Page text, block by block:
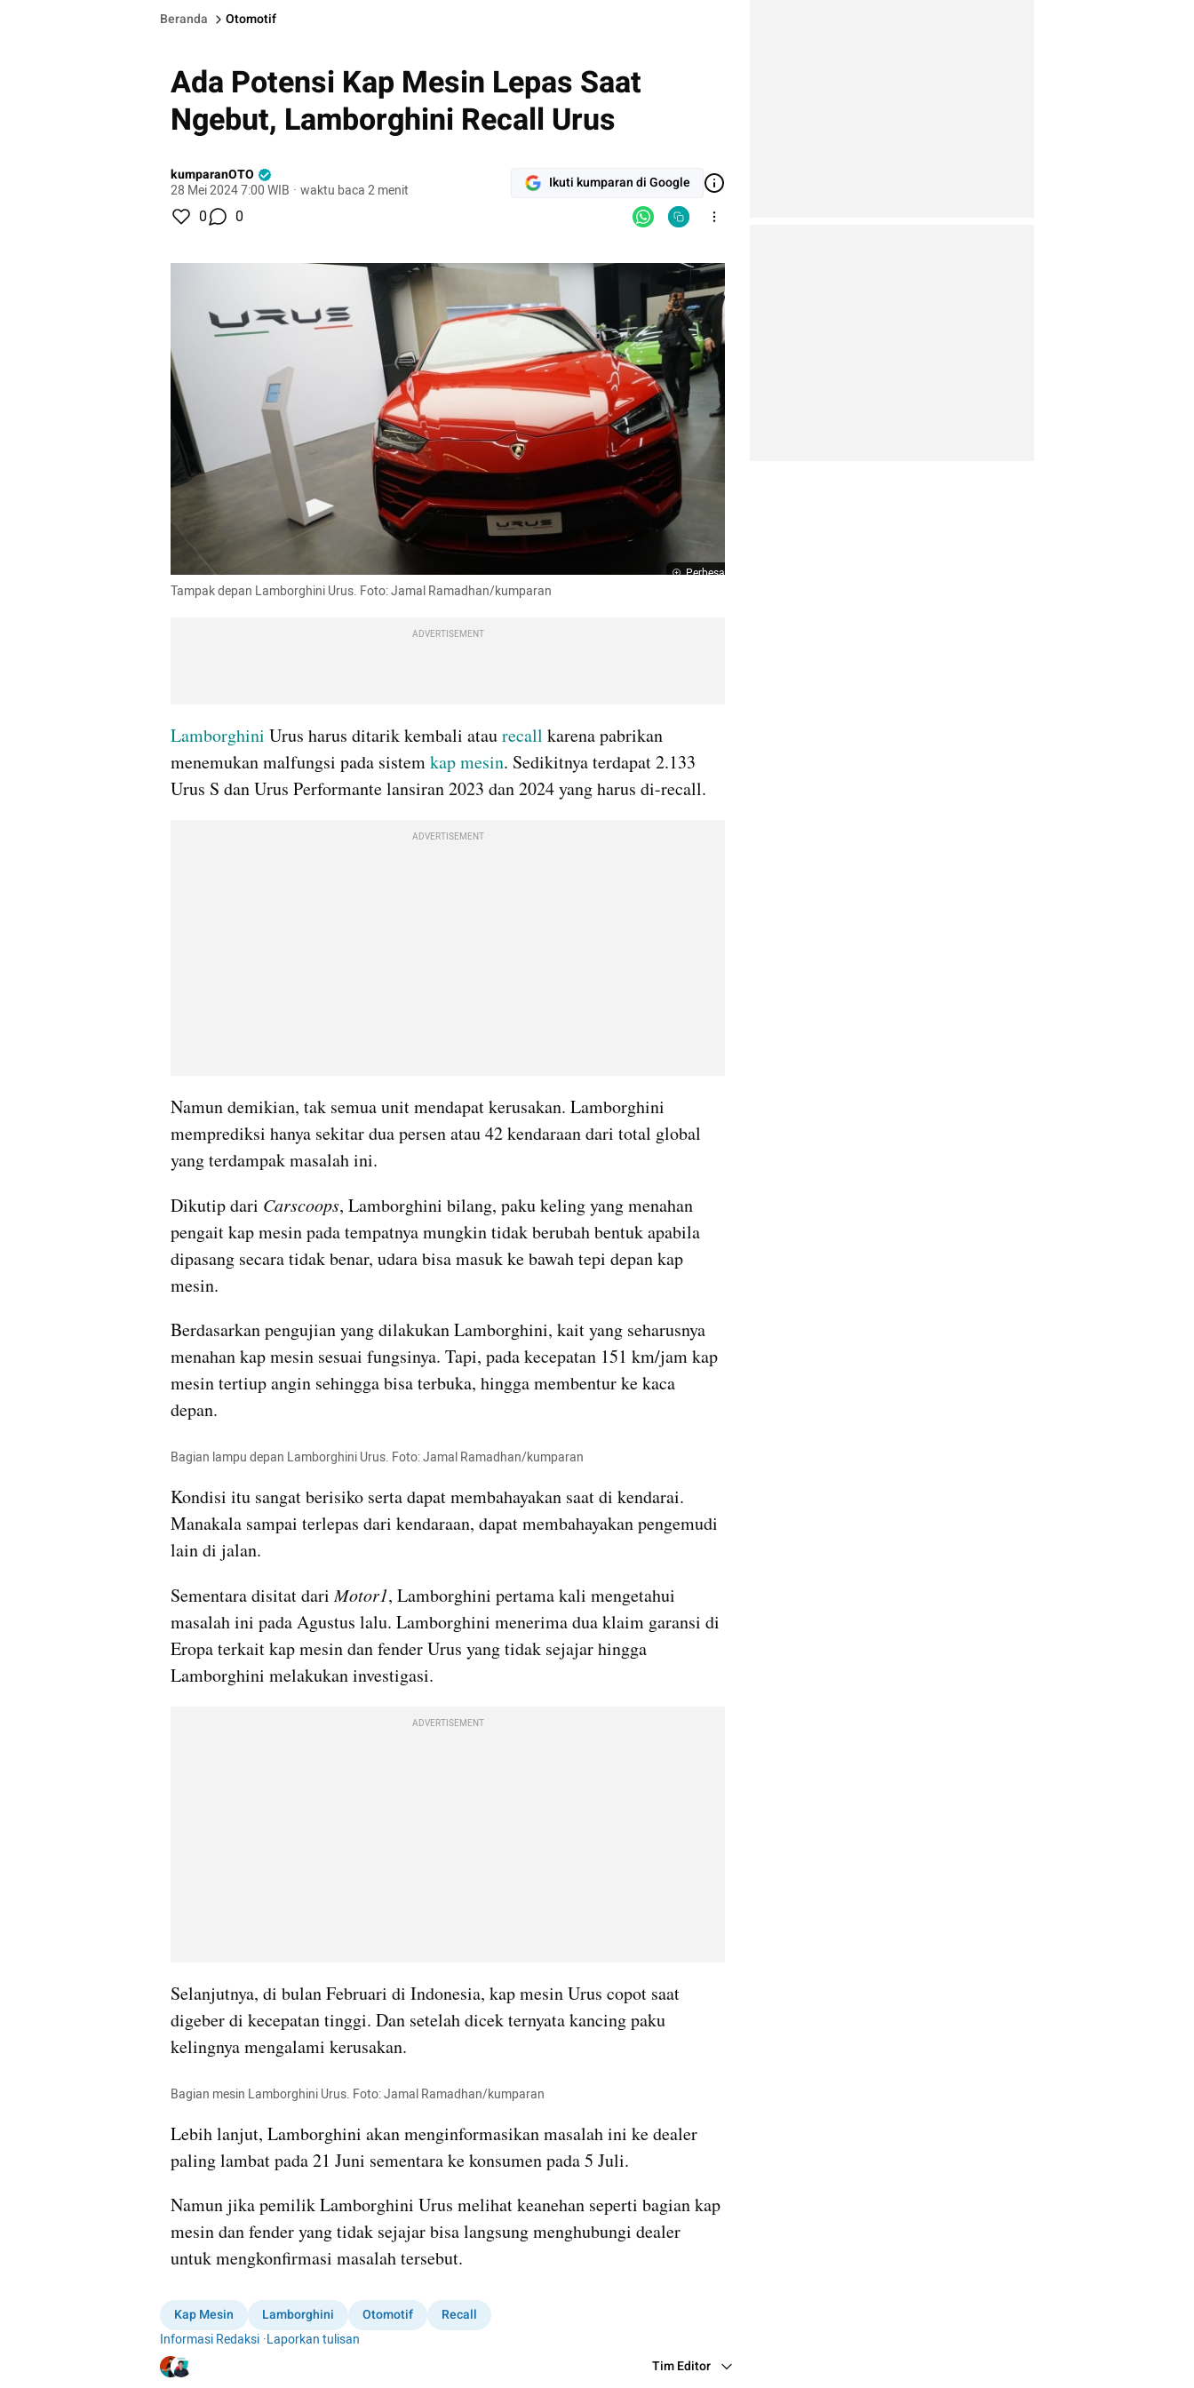
Beranda Otomotif
Ada Potensi Kap Mesin Lepas Saat
Ngebut, Lamborghini Recall Urus
kumparanOTO
28 Mei 2024 7:00 WIB · waktu baca 2 menit Ikuti kumparan di Google
0 0
Perbesar
Tampak depan Lamborghini Urus. Foto: Jamal Ramadhan/kumparan
ADVERTISEMENT
Lamborghini Urus harus ditarik kembali atau recall karena pabrikan
menemukan malfungsi pada sistem kap mesin. Sedikitnya terdapat 2.133
Urus S dan Urus Performante lansiran 2023 dan 2024 yang harus di-recall.
ADVERTISEMENT
Namun demikian, tak semua unit mendapat kerusakan. Lamborghini
memprediksi hanya sekitar dua persen atau 42 kendaraan dari total global
yang terdampak masalah ini.
Dikutip dari Carscoops, Lamborghini bilang, paku keling yang menahan
pengait kap mesin pada tempatnya mungkin tidak berubah bentuk apabila
dipasang secara tidak benar, udara bisa masuk ke bawah tepi depan kap
mesin.
Berdasarkan pengujian yang dilakukan Lamborghini, kait yang seharusnya
menahan kap mesin sesuai fungsinya. Tapi, pada kecepatan 151 km/jam kap
mesin tertiup angin sehingga bisa terbuka, hingga membentur ke kaca
depan.
Bagian lampu depan Lamborghini Urus. Foto: Jamal Ramadhan/kumparan
Kondisi itu sangat berisiko serta dapat membahayakan saat di kendarai.
Manakala sampai terlepas dari kendaraan, dapat membahayakan pengemudi
lain di jalan.
Sementara disitat dari Motor1, Lamborghini pertama kali mengetahui
masalah ini pada Agustus lalu. Lamborghini menerima dua klaim garansi di
Eropa terkait kap mesin dan fender Urus yang tidak sejajar hingga
Lamborghini melakukan investigasi.
ADVERTISEMENT
Selanjutnya, di bulan Februari di Indonesia, kap mesin Urus copot saat
digeber di kecepatan tinggi. Dan setelah dicek ternyata kancing paku
kelingnya mengalami kerusakan.
Bagian mesin Lamborghini Urus. Foto: Jamal Ramadhan/kumparan
Lebih lanjut, Lamborghini akan menginformasikan masalah ini ke dealer
paling lambat pada 21 Juni sementara ke konsumen pada 5 Juli.
Namun jika pemilik Lamborghini Urus melihat keanehan seperti bagian kap
mesin dan fender yang tidak sejajar bisa langsung menghubungi dealer
untuk mengkonfirmasi masalah tersebut.
Kap Mesin Lamborghini Otomotif
Recall
Informasi Redaksi ·Laporkan tulisan
Tim Editor